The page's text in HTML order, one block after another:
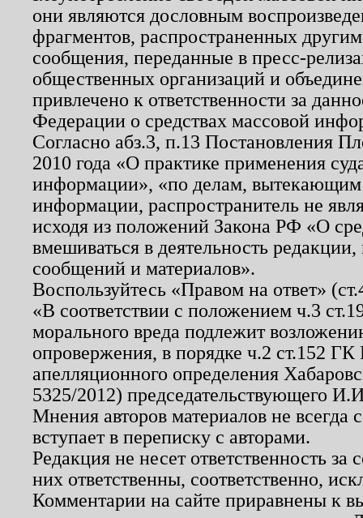
они являются дословным
фрагментов, распространенных
сообщения, переданные в пресс-
общественных организаций и
привлечено к ответственности за
Федерации о средствах массовой
Согласно абз.3, п.13 Постановления
2010 года «О практике применения
информации», «по делам, вытекающим
информации, распространитель не
исходя из положений Закона РФ «О
вмешиваться в деятельность
сообщений и материалов».
Воспользуйтесь «Правом на ответ»
«В соответствии с положением ч.3
морального вреда подлежит
опровержения, в порядке ч.2 ст.152
апелляционного определения
5325/2012) председательствующего
Мнения авторов материалов не
вступает в переписку с авторами.
Редакция не несет ответственность
них ответственны, соответственно,
Комментарии на сайте приравнены к